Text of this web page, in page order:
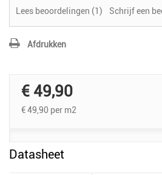
Lees beoordelingen (1) Schrijf een
Afdrukken
€ 49,90
€ 49,90 per m2
Datasheet